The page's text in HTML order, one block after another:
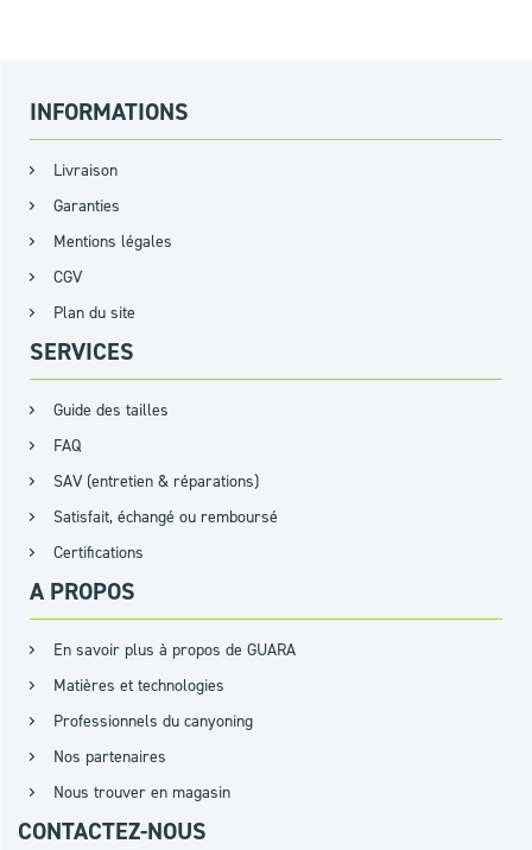
INFORMATIONS
Livraison
Garanties
Mentions légales
CGV
Plan du site
SERVICES
Guide des tailles
FAQ
SAV (entretien & réparations)
Satisfait, échangé ou remboursé
Certifications
A PROPOS
En savoir plus à propos de GUARA
Matières et technologies
Professionnels du canyoning
Nos partenaires
Nous trouver en magasin
CONTACTEZ-NOUS